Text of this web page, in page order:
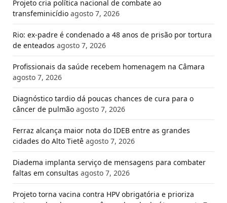
Projeto cria política nacional de combate ao
transfeminicídio agosto 7, 2026
Rio: ex-padre é condenado a 48 anos de prisão por tortura
de enteados agosto 7, 2026
Profissionais da saúde recebem homenagem na Câmara
agosto 7, 2026
Diagnóstico tardio dá poucas chances de cura para o
câncer de pulmão agosto 7, 2026
Ferraz alcança maior nota do IDEB entre as grandes
cidades do Alto Tietê agosto 7, 2026
Diadema implanta serviço de mensagens para combater
faltas em consultas agosto 7, 2026
Projeto torna vacina contra HPV obrigatória e prioriza